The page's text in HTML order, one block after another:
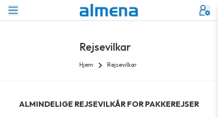
Rejsevilkar
Hjem Rejsevilkar
ALMINDELIGE REJSEVILKÅR FOR PAKKEREJSER